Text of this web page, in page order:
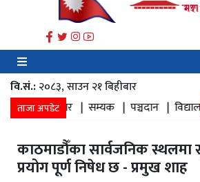
वि.सं.:२०८३, साउन २१ बिहीबार
ताजा अपडेट
प्रवेश द्वार |सम्यक |पञ्चदान |विद्यालय |
काठमाडौँका सार्वजनिक स्थलमा
प्रयोग पूर्ण निषेध छ - प्रमुख शाह